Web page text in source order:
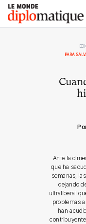
Skip
content
Le monde diplomatique
PARA
Ante la
que ha
semanas,
dejando
ultraliberal
problemas
han